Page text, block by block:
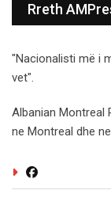
Rreth
"Nacionalisti më i
vet".
Albanian Montreal
ne Montreal dhe